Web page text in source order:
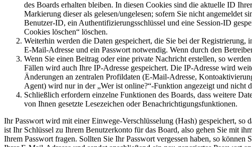
des Boards erhalten bleiben. In diesen Cookies sind die aktuelle ID
Markierung dieser als gelesen/ungelesen; sofern Sie nicht angemeldet
Benutzer-ID, ein Authentifizierungsschlüssel und eine Session-ID
Cookies löschen“ löschen.
Weiterhin werden die Daten gespeichert, die Sie bei der
E-Mail-Adresse und ein Passwort notwendig. Wenn durch den
Wenn Sie einen Beitrag oder eine private Nachricht erstellen, so
Fällen wird auch Ihre IP-Adresse gespeichert. Die IP-Adresse wird
Änderungen an zentralen Profildaten (E-Mail-Adresse,
Agent) wird nur in der „Wer ist online?“-Funktion angezeigt und nicht
Schließlich erfordern einzelne Funktionen des Boards, dass weitere
von Ihnen gesetzte Lesezeichen oder Benachrichtigungsfunktionen.
Ihr Passwort wird mit einer Einwege-Verschlüsselung (Hash) gespeichert, so
ist Ihr Schlüssel zu Ihrem Benutzerkonto für das Board, also gehen Sie mit
Ihrem Passwort fragen. Sollten Sie Ihr Passwort vergessen haben, so